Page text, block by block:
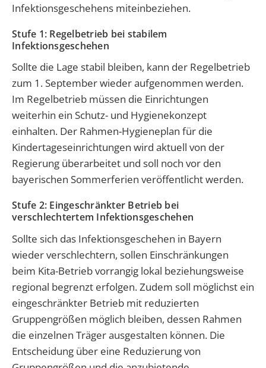
Infektionsgeschehens miteinbeziehen.
Stufe 1: Regelbetrieb bei stabilem
Infektionsgeschehen
Sollte die Lage stabil bleiben, kann der Regelbetrieb
zum 1. September wieder aufgenommen werden.
Im Regelbetrieb müssen die Einrichtungen
weiterhin ein Schutz- und Hygienekonzept
einhalten. Der Rahmen-Hygieneplan für die
Kindertageseinrichtungen wird aktuell von der
Regierung überarbeitet und soll noch vor den
bayerischen Sommerferien veröffentlicht werden.
Stufe 2: Eingeschränkter Betrieb bei
verschlechtertem Infektionsgeschehen
Sollte sich das Infektionsgeschehen in Bayern
wieder verschlechtern, sollen Einschränkungen
beim Kita-Betrieb vorrangig lokal beziehungsweise
regional begrenzt erfolgen. Zudem soll möglichst ein
eingeschränkter Betrieb mit reduzierten
Gruppengrößen möglich bleiben, dessen Rahmen
die einzelnen Träger ausgestalten können. Die
Entscheidung über eine Reduzierung von